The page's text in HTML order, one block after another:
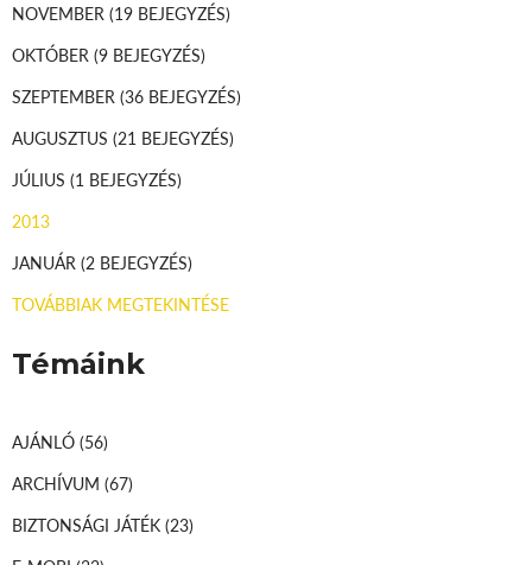
NOVEMBER (19 BEJEGYZÉS)
OKTÓBER (9 BEJEGYZÉS)
SZEPTEMBER (36 BEJEGYZÉS)
AUGUSZTUS (21 BEJEGYZÉS)
JÚLIUS (1 BEJEGYZÉS)
2013
JANUÁR (2 BEJEGYZÉS)
TOVÁBBIAK MEGTEKINTÉSE
Témáink
AJÁNLÓ (56)
ARCHÍVUM (67)
BIZTONSÁGI JÁTÉK (23)